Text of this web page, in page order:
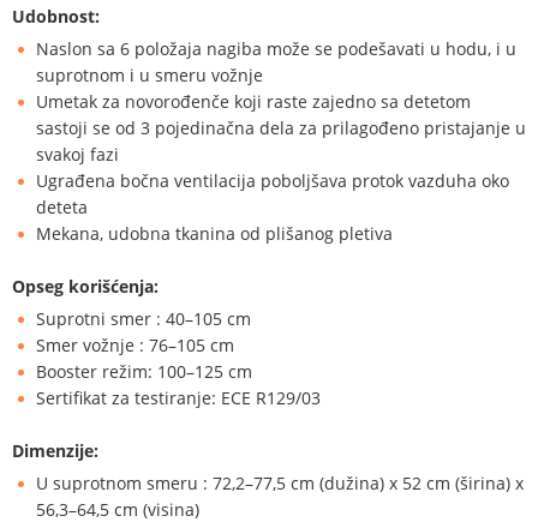
Udobnost:
Naslon sa 6 položaja nagiba može se podešavati u hodu, i u
suprotnom i u smeru vožnje
Umetak za novorođenče koji raste zajedno sa detetom
sastoji se od 3 pojedinačna dela za prilagođeno pristajanje u
svakoj fazi
Ugrađena bočna ventilacija poboljšava protok vazduha oko
deteta
Mekana, udobna tkanina od plišanog pletiva
Opseg korišćenja:
Suprotni smer : 40–105 cm
Smer vožnje : 76–105 cm
Booster režim: 100–125 cm
Sertifikat za testiranje: ECE R129/03
Dimenzije:
U suprotnom smeru : 72,2–77,5 cm (dužina) x 52 cm (širina) x
56,3–64,5 cm (visina)